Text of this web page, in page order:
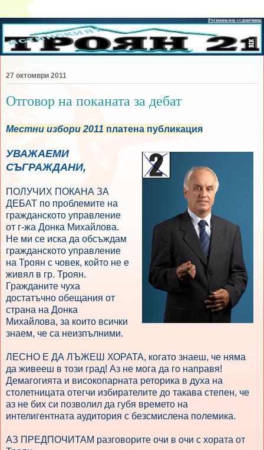
27 октомври 2011
Отговор на поканата за дебат
Местни избори 2011 платена публикация
УВАЖАЕМИ
СЪГРАЖДАНИ,
ПОЛУЧИХ ПОКАНА ЗА
ДЕБАТ по проблемите на
гражданското управление
от г-жа Донка Михайлова.
Не ми се иска да обсъждам
гражданското управление
на Троян с човек, който не е
живял в гр. Троян.
Гражданите чуха
достатъчно обещания от
страна на Донка
Михайлова, за които всички
знаем, че са неизпълними.
ЛЕСНО Е ДА ЛЪЖЕШ ХОРАТА, когато знаеш, че няма
да живееш в този град! Аз не мога да го направя!
Демагогията и високопарната реторика в духа на
столетницата отегчи избирателите до такава степен, че
аз не бих си позволил да губя времето на
интелигентната аудитория с безсмислена полемика.
АЗ ПРЕДПОЧИТАМ разговорите очи в очи с хората от